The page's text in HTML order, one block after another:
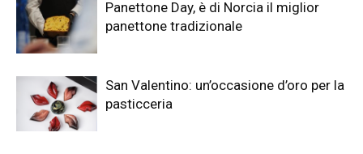
Panettone Day, è di Norcia il miglior
panettone tradizionale
San Valentino: un’occasione d’oro per la
pasticceria